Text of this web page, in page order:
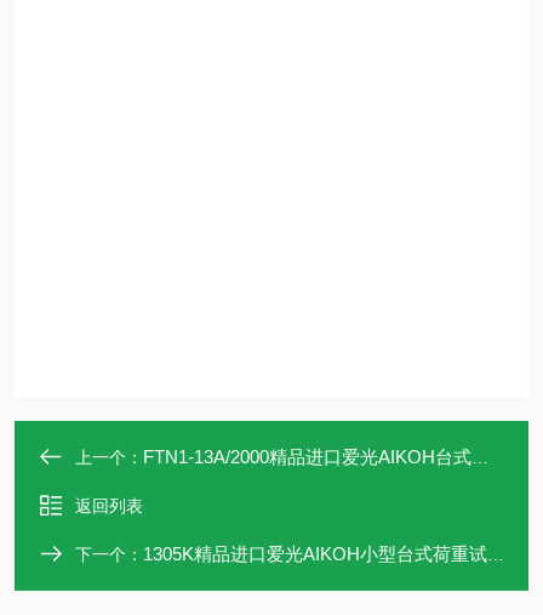
上一个： FTN1-13A/2000精品进口爱光AIKOH台式负载试验机
返回列表
下一个： 1305K精品进口爱光AIKOH小型台式荷重试验机